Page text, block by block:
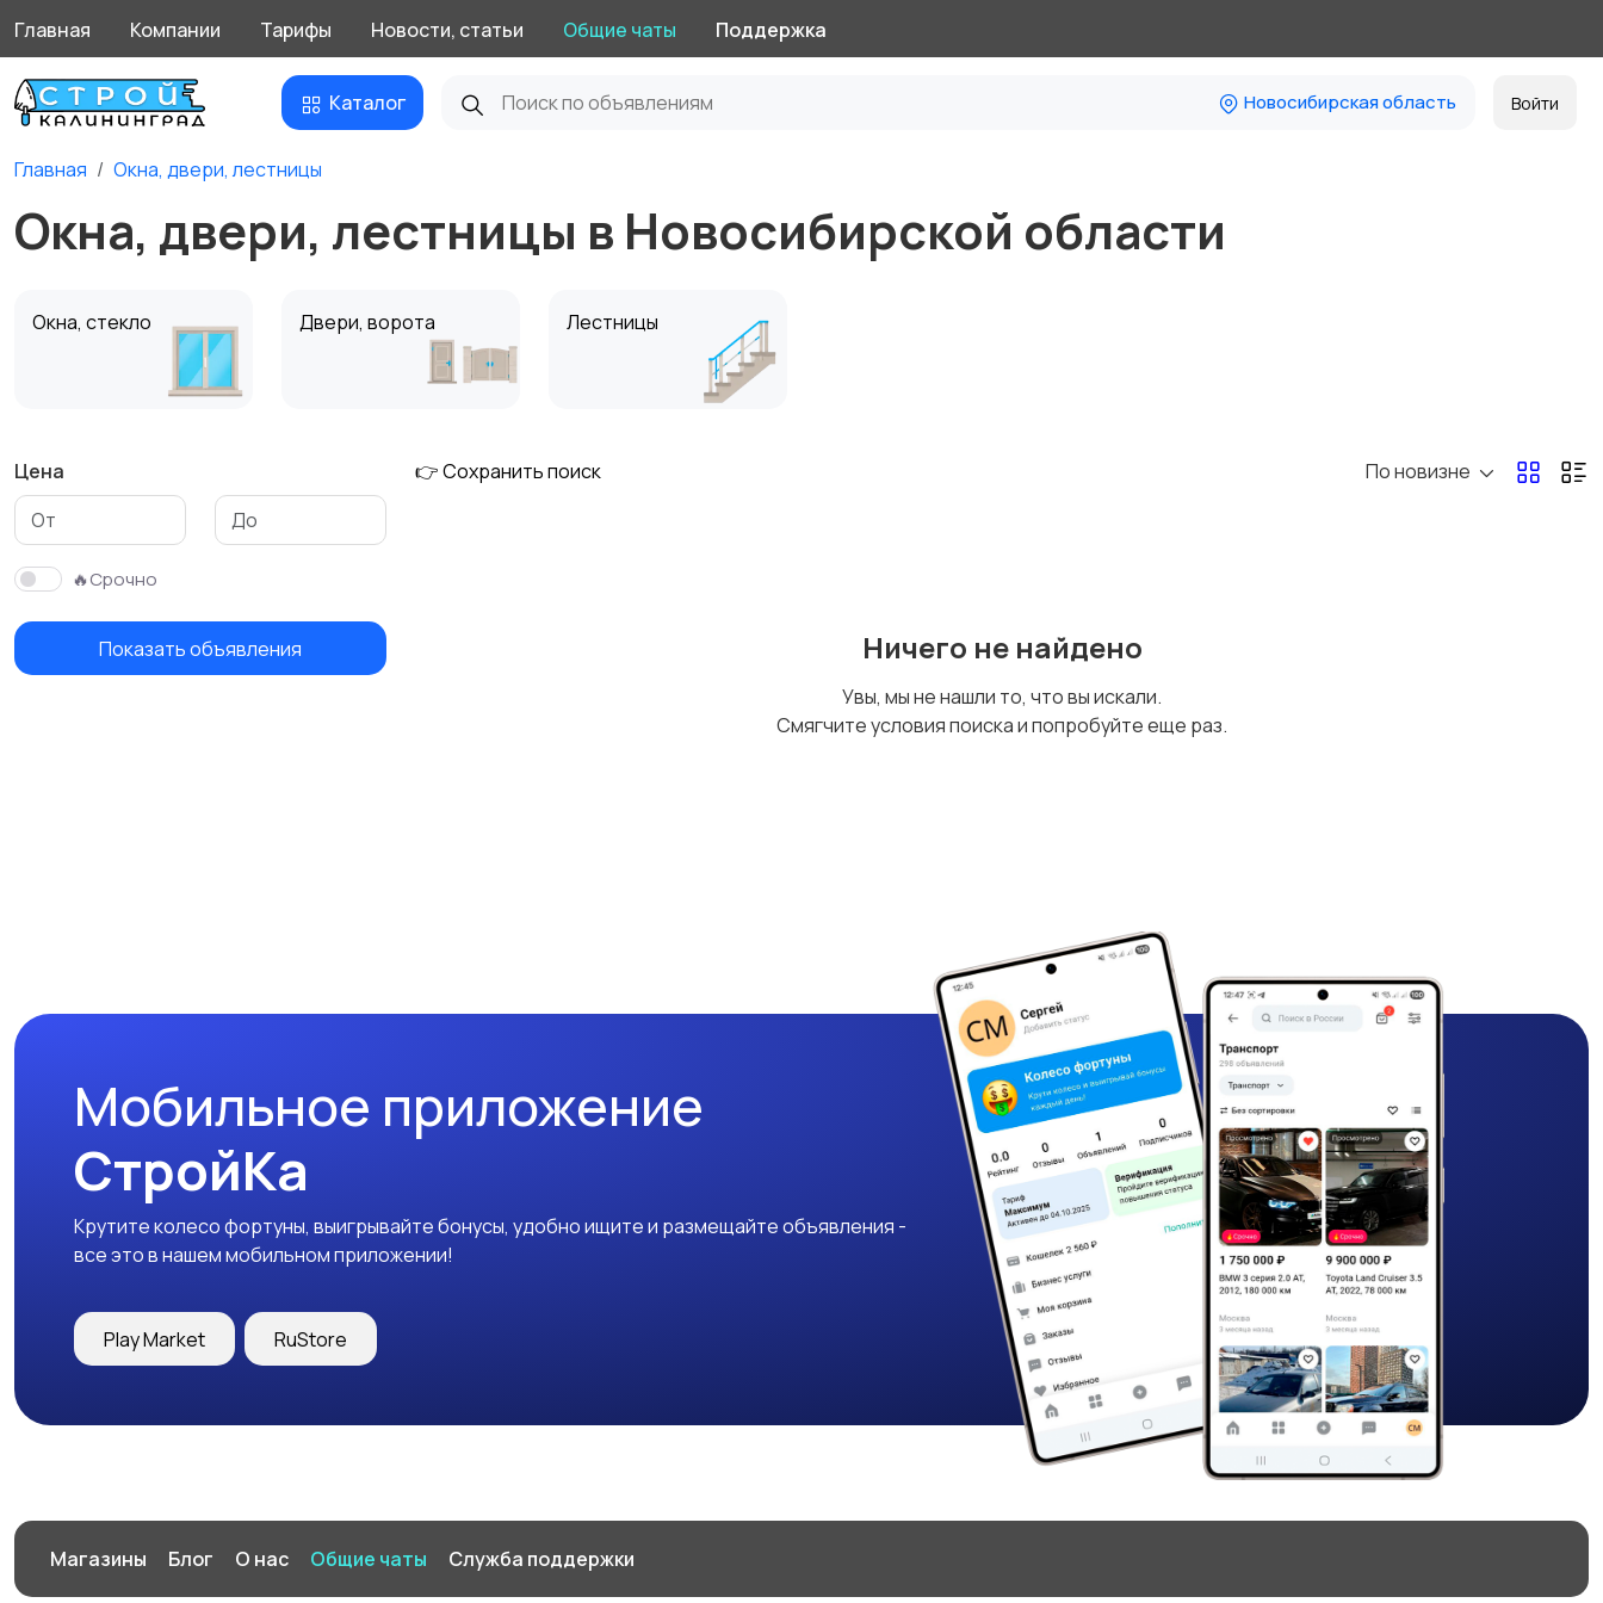
Главная Компании Тарифы Новости, статьи Общие чаты Поддержка
Каталог Новосибирская область Войти
Главная Окна, двери, лестницы
Окна, двери, лестницы в Новосибирской области
Окна, стекло Двери, ворота Лестницы
Цена
🔥Срочно
Показать объявления
👉 Сохранить поиск По новизне
Ничего не найдено
Увы, мы не нашли то, что вы искали.
Смягчите условия поиска и попробуйте еще раз.
Мобильное приложение
СтройКа
Крутите колесо фортуны, выигрывайте бонусы, удобно ищите и размещайте объявления -
все это в нашем мобильном приложении!
Play Market RuStore
Магазины Блог О нас Общие чаты Служба поддержки